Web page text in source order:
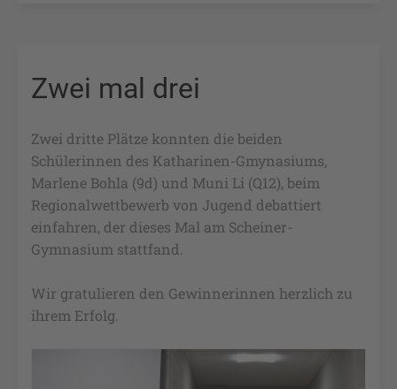
Zwei mal drei
Zwei dritte Plätze konnten die beiden
Schülerinnen des Katharinen-Gmynasiums,
Marlene Bohla (9d) und Muni Li (Q12), beim
Regionalwettbewerb von Jugend debattiert
einfahren, der dieses Mal am Scheiner-
Gymnasium stattfand.
Wir gratulieren den Gewinnerinnen herzlich zu
ihrem Erfolg.